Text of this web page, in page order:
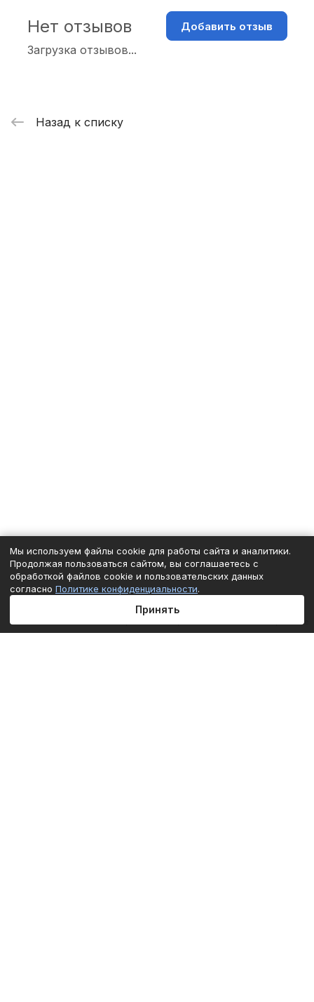
Под заказ
Загрузка отзывов...
Нет отзывов Добавить отзыв
Назад к списку
Сравнение
Мы используем файлы cookie для работы сайта и аналитики.
Продолжая пользоваться сайтом, вы соглашаетесь с
обработкой файлов cookie и пользовательских данных
согласно Политике конфиденциальности.
Принять